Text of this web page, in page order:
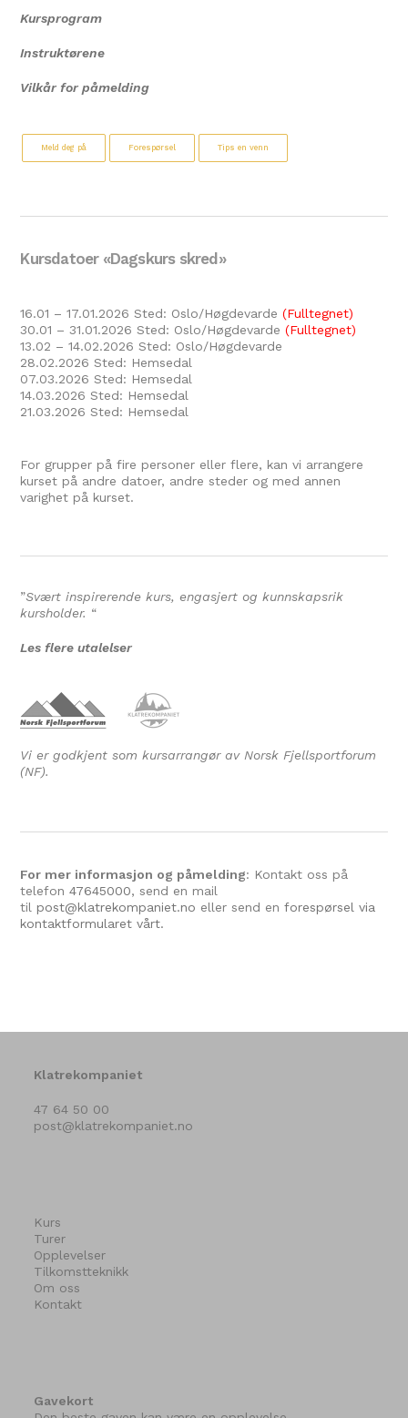
Kursprogram
Instruktørene
Vilkår for påmelding
Meld deg på Forespørsel Tips en venn
Kursdatoer «Dagskurs skred»
16.01 – 17.01.2026 Sted: Oslo/Høgdevarde(Fulltegnet)
30.01 – 31.01.2026 Sted: Oslo/Høgdevarde(Fulltegnet)
13.02 – 14.02.2026 Sted: Oslo/Høgdevarde
28.02.2026 Sted: Hemsedal
07.03.2026 Sted: Hemsedal
14.03.2026 Sted: Hemsedal
21.03.2026 Sted: Hemsedal
For grupper på fire personer eller flere, kan vi arrangere
kurset på andre datoer, andre steder og med annen
varighet på kurset.
”Svært inspirerende kurs, engasjert og kunnskapsrik
kursholder. “
Les flere utalelser
Vi er godkjent som kursarrangør av Norsk Fjellsportforum
(NF).
For mer informasjon og påmelding: Kontakt oss på
telefon47645000, send en mail
til post@klatrekompaniet.no eller send enforespørsel via
kontaktformularet vårt.
Klatrekompaniet
47 64 50 00
post@klatrekompaniet.no
Kurs
Turer
Opplevelser
Tilkomstteknikk
Om oss
Kontakt
Gavekort